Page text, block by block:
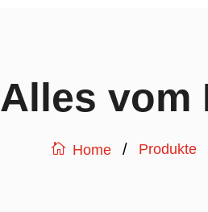
Alles vom
Home / Produkte